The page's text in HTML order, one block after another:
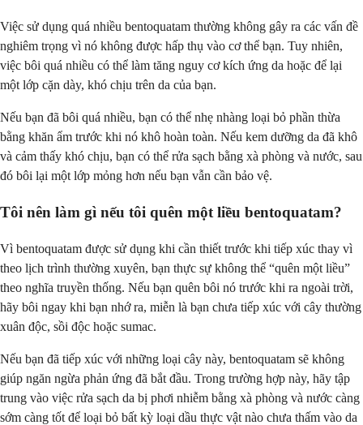
Việc sử dụng quá nhiều bentoquatam thường không gây ra các vấn đề
nghiêm trọng vì nó không được hấp thụ vào cơ thể bạn. Tuy nhiên,
việc bôi quá nhiều có thể làm tăng nguy cơ kích ứng da hoặc để lại
một lớp cặn dày, khó chịu trên da của bạn.
Nếu bạn đã bôi quá nhiều, bạn có thể nhẹ nhàng loại bỏ phần thừa
bằng khăn ẩm trước khi nó khô hoàn toàn. Nếu kem dưỡng da đã khô
và cảm thấy khó chịu, bạn có thể rửa sạch bằng xà phòng và nước, sau
đó bôi lại một lớp mỏng hơn nếu bạn vẫn cần bảo vệ.
Tôi nên làm gì nếu tôi quên một liều bentoquatam?
Vì bentoquatam được sử dụng khi cần thiết trước khi tiếp xúc thay vì
theo lịch trình thường xuyên, bạn thực sự không thể “quên một liều”
theo nghĩa truyền thống. Nếu bạn quên bôi nó trước khi ra ngoài trời,
hãy bôi ngay khi bạn nhớ ra, miễn là bạn chưa tiếp xúc với cây thường
xuân độc, sồi độc hoặc sumac.
Nếu bạn đã tiếp xúc với những loại cây này, bentoquatam sẽ không
giúp ngăn ngừa phản ứng đã bắt đầu. Trong trường hợp này, hãy tập
trung vào việc rửa sạch da bị phơi nhiễm bằng xà phòng và nước càng
sớm càng tốt để loại bỏ bất kỳ loại dầu thực vật nào chưa thấm vào da